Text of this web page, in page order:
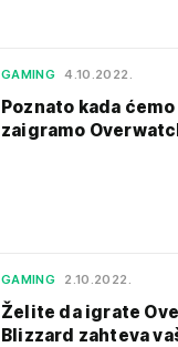
GAMING 4.10.2022.
Poznato kada
zaigramo
GAMING 2.10.2022.
Želite da igrate
Blizzard zahteva